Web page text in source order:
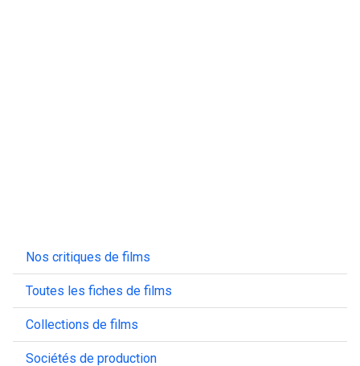
Nos critiques de films
Toutes les fiches de films
Collections de films
Sociétés de production